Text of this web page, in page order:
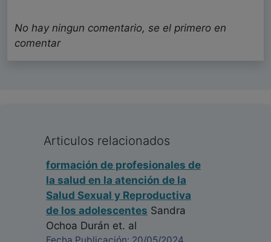
No hay ningun comentario, se el primero en
comentar
Articulos relacionados
formación de profesionales de
la salud en la atención de la
Salud Sexual y Reproductiva
de los adolescentes Sandra
Ochoa Durán et. al